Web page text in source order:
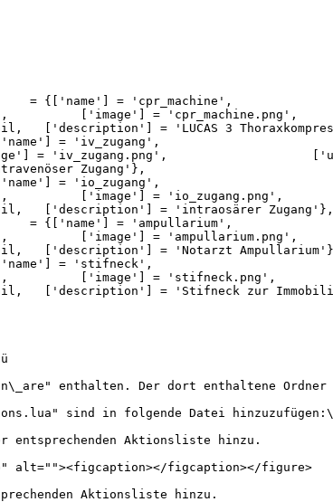
['description'] = 'LUCAS 3
Zugang'},
['description'] = 'intraosärer Zugang'},
['description'] = 'Notarzt
['description'] = 'Stifneck zur
enthalten. Der dort enthaltene
sind in folgende Datei hinzuzufügen:\
entsprechenden Aktionsliste hinzu.
alt=""><figcaption></figcaption></figure>
Aktionsliste hinzu.